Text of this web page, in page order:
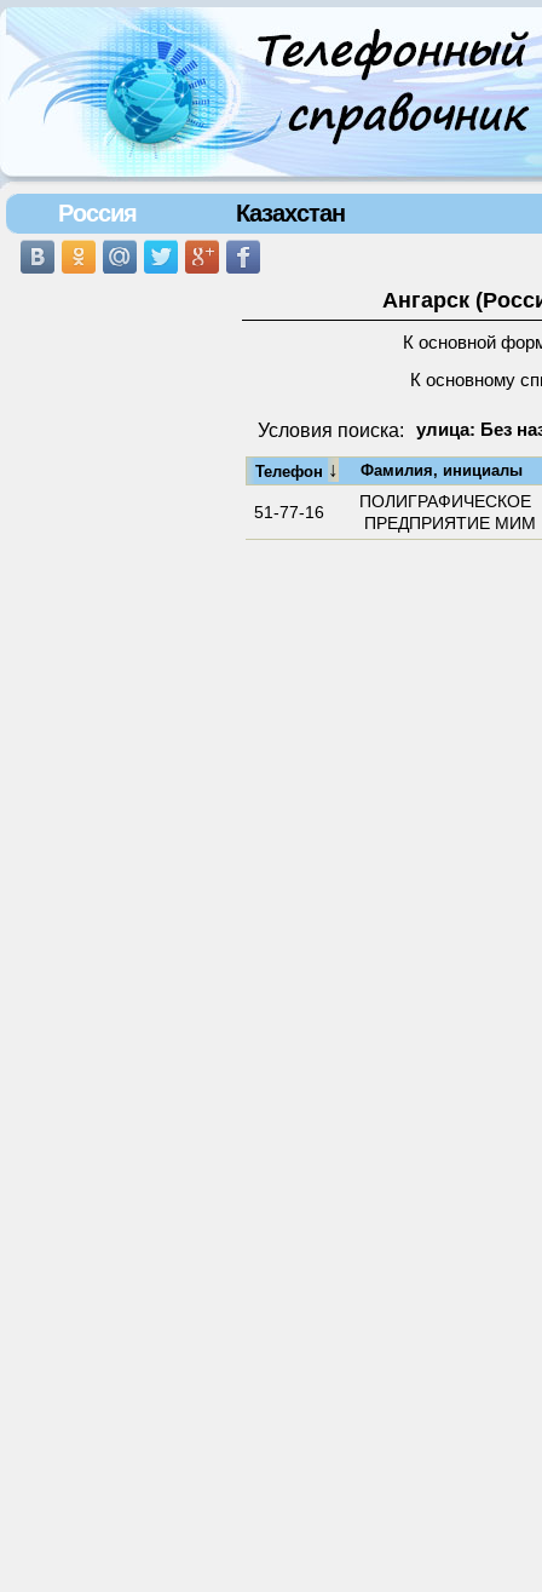
Россия Казахстан
Ангарск
К основной
К основному
Условия поиска: улица: Без
Телефон ↓ Фамилия, инициалы
51-77-16
ПОЛИГРАФИЧЕСКОЕ
ПРЕДПРИЯТИЕ МИМ